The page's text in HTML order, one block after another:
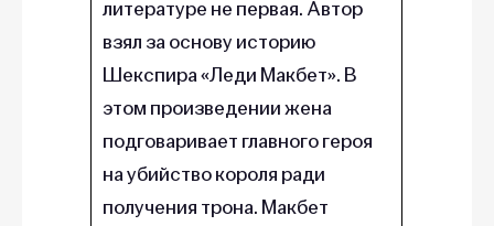
литературе не первая. Автор
взял за основу историю
Шекспира «Леди Макбет». В
этом произведении жена
подговаривает главного героя
на убийство короля ради
получения трона. Макбет